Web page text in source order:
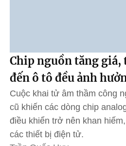
Chip nguồn tăng giá,
đến ô tô đều ảnh
Cuộc khai tử âm thầm công
cũ khiến các dòng chip
điều khiển trở nên khan
các thiết bị điện tử.